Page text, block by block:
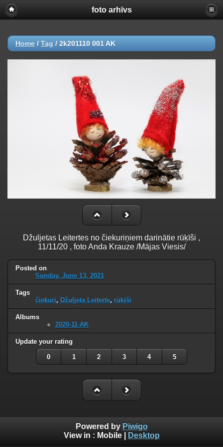
foto arhīvs
Home / Tag / 2k201110 001 AK
Džuljetas Leitertes no čiekuriņiem darinātie rūķīši ,
11/11/20 , foto Anda Krauze /Mājas Viesis/
Posted on
Sunday, June 13, 2021
Tags
čiekuri, Džuljeta Leiterte, rūķīši
Albums
2020-11-AK
Update your rating
0 1 2 3 4 5
Powered by Piwigo
View in : Mobile| Desktop